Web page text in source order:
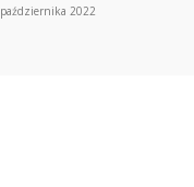
2022